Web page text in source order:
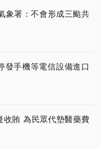
象署：不會形成三颱共
發手機等電信設備進口
賄 為民眾代墊醫藥費